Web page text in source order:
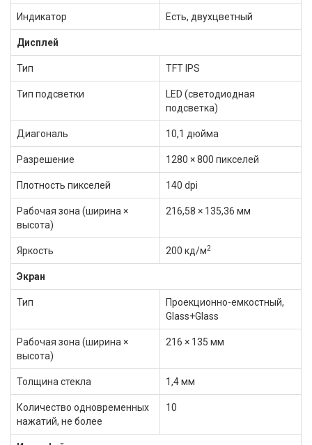
Индикатор Есть, двухцветный
Дисплей
Тип TFT IPS
Тип подсветки
LED (светодиодная
подсветка)
Диагональ 10,1 дюйма
Разрешение 1280 × 800 пикселей
Плотность пикселей 140 dpi
Рабочая зона (ширина ×
высота)
216,58 × 135,36 мм
Яркость 200 кд/м2
Экран
Тип
Проекционно-емкостный,
Glass+Glass
Рабочая зона (ширина ×
высота)
216 × 135 мм
Толщина стекла 1,4 мм
Количество одновременных
нажатий, не более
10